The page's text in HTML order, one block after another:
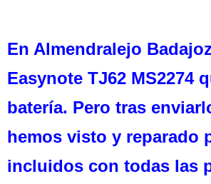
En Almendralejo
Easynote TJ62 MS2274
batería. Pero tras
hemos visto y reparado
incluidos con todas las